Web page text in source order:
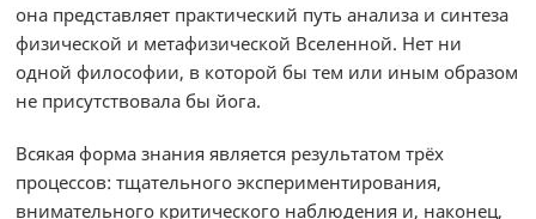
она представляет практический путь анализа и синтеза
физической и метафизической Вселенной. Нет ни
одной философии, в которой бы тем или иным образом
не присутствовала бы йога.
Всякая форма знания является результатом трёх
процессов: тщательного экспериментирования,
внимательного критического наблюдения и, наконец,